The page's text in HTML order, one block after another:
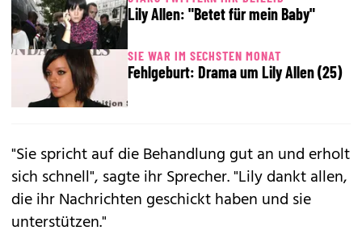
Lily Allen: "Betet für mein Baby"
SIE WAR IM SECHSTEN MONAT
Fehlgeburt: Drama um Lily Allen (25)
"Sie spricht auf die Behandlung gut an und erholt
sich schnell", sagte ihr Sprecher. "Lily dankt allen,
die ihr Nachrichten geschickt haben und sie
unterstützen."